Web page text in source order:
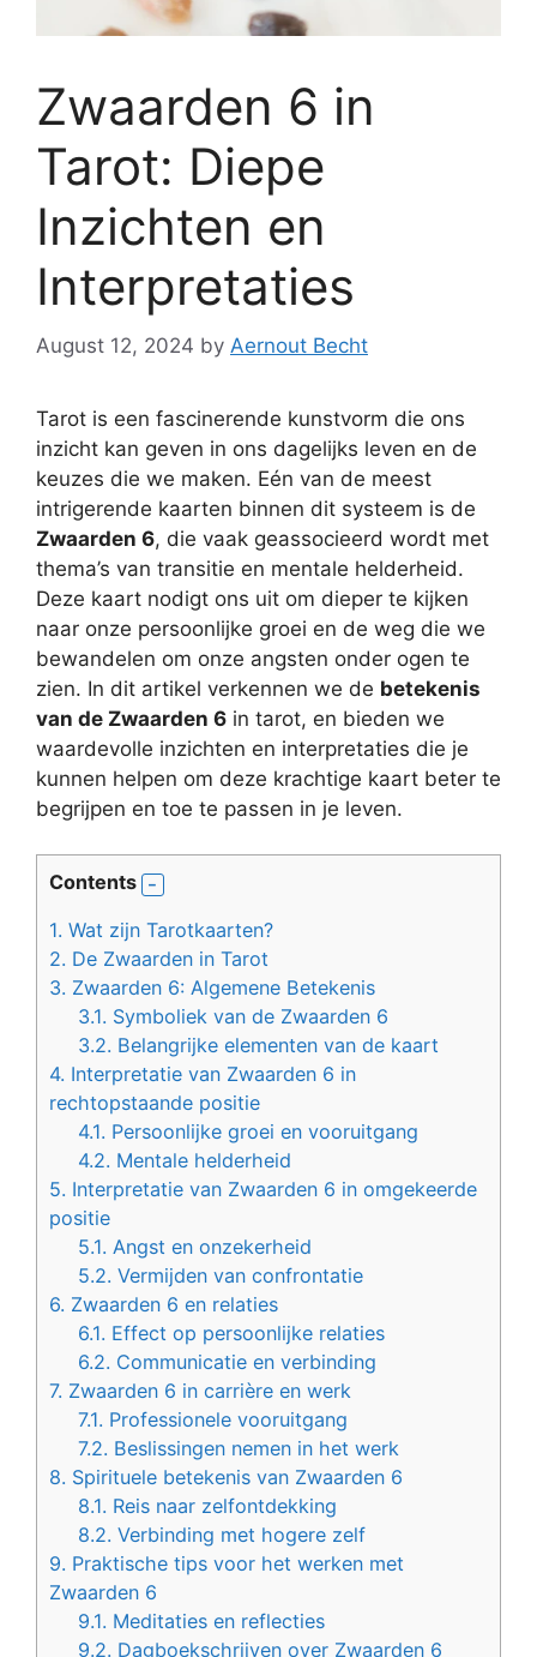
Zwaarden 6 in
Tarot: Diepe
Inzichten en
Interpretaties
August 12, 2024 by Aernout Becht
Tarot is een fascinerende kunstvorm die ons
inzicht kan geven in ons dagelijks leven en de
keuzes die we maken. Eén van de meest
intrigerende kaarten binnen dit systeem is de
Zwaarden 6, die vaak geassocieerd wordt met
thema’s van transitie en mentale helderheid.
Deze kaart nodigt ons uit om dieper te kijken
naar onze persoonlijke groei en de weg die we
bewandelen om onze angsten onder ogen te
zien. In dit artikel verkennen we de betekenis
van de Zwaarden 6 in tarot, en bieden we
waardevolle inzichten en interpretaties die je
kunnen helpen om deze krachtige kaart beter te
begrijpen en toe te passen in je leven.
Contents
1. Wat zijn Tarotkaarten?
2. De Zwaarden in Tarot
3. Zwaarden 6: Algemene Betekenis
3.1. Symboliek van de Zwaarden 6
3.2. Belangrijke elementen van de kaart
4. Interpretatie van Zwaarden 6 in
rechtopstaande positie
4.1. Persoonlijke groei en vooruitgang
4.2. Mentale helderheid
5. Interpretatie van Zwaarden 6 in omgekeerde
positie
5.1. Angst en onzekerheid
5.2. Vermijden van confrontatie
6. Zwaarden 6 en relaties
6.1. Effect op persoonlijke relaties
6.2. Communicatie en verbinding
7. Zwaarden 6 in carrière en werk
7.1. Professionele vooruitgang
7.2. Beslissingen nemen in het werk
8. Spirituele betekenis van Zwaarden 6
8.1. Reis naar zelfontdekking
8.2. Verbinding met hogere zelf
9. Praktische tips voor het werken met
Zwaarden 6
9.1. Meditaties en reflecties
9.2. Dagboekschrijven over Zwaarden 6